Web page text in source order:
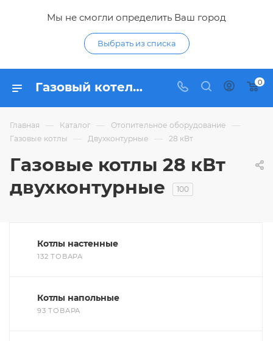
Мы не смогли определить Ваш город
Выбрать из списка
Газовый котел 28 квт двухконтурный - купить двухконтурные газовые котлы 28 кВт по низким ценам в интернет-магазине Гидропромтехника в Курске 0
Главная — Каталог — Отопительное оборудование —
Газовые котлы — Двухконтурные — 28 кВт
Газовые котлы 28 кВт
двухконтурные
100
Котлы настенные
132 ТОВАРА
Котлы напольные
93 ТОВАРА